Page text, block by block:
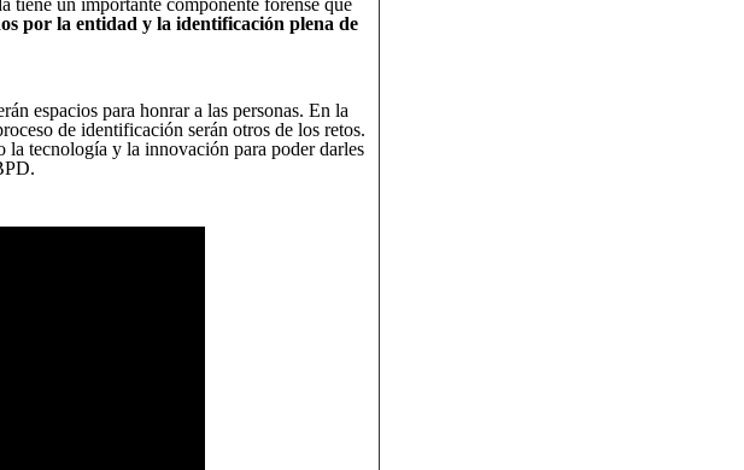
tiene un importante componente forense que
por la entidad y la identificación plena de
espacios para honrar a las personas. En la
de identificación serán otros de los retos.
la tecnología y la innovación para poder darles